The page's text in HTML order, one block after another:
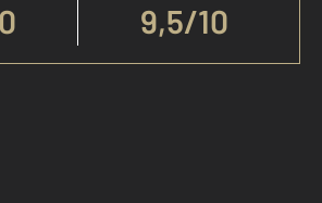
9,5/10